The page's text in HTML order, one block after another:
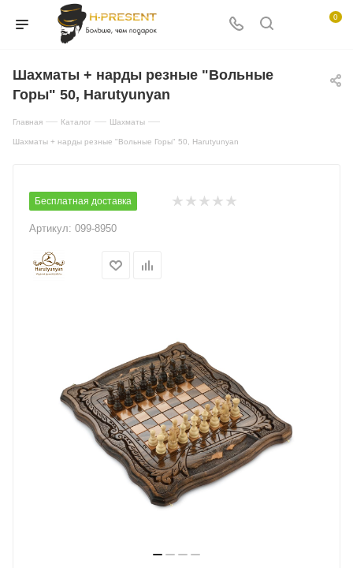
0
Шахматы + нарды резные "Вольные
Горы" 50, Harutyunyan
Главная — Каталог — Шахматы —
Шахматы + нарды резные "Вольные Горы" 50, Harutyunyan
Бесплатная доставка
Артикул: 099-8950